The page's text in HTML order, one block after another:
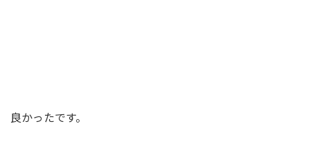
良かったです。